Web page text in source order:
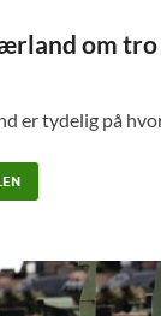
om tro
er tydelig på